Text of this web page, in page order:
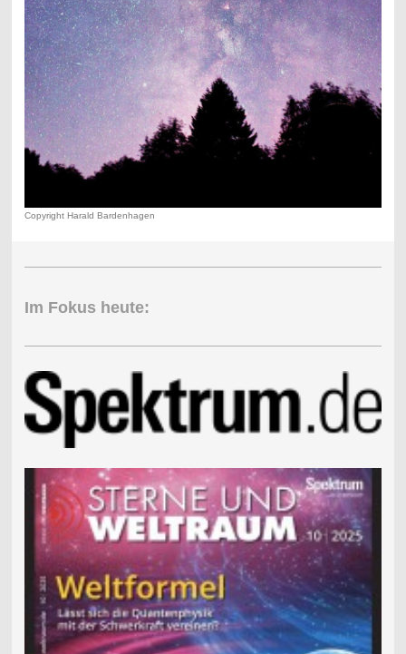
Copyright Harald Bardenhagen
Im Fokus heute: